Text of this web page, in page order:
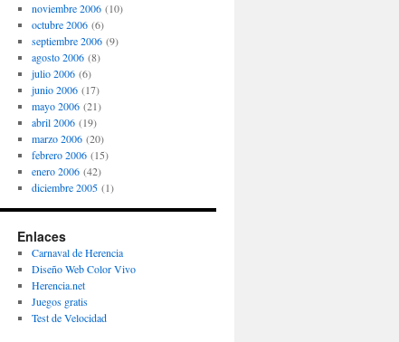
noviembre 2006(10)
octubre 2006(6)
septiembre 2006(9)
agosto 2006(8)
julio 2006(6)
junio 2006(17)
mayo 2006(21)
abril 2006(19)
marzo 2006(20)
febrero 2006(15)
enero 2006(42)
diciembre 2005(1)
Enlaces
Carnaval de Herencia
Diseño Web Color Vivo
Herencia.net
Juegos gratis
Test de Velocidad